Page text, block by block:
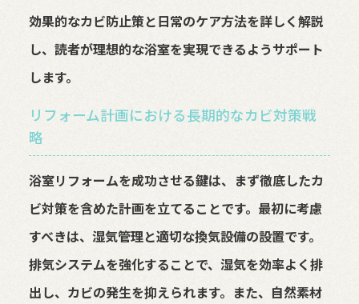
効果的なカビ防止策と日常のケア方法を詳しく解説
し、読者が理想的な浴室を実現できるようサポート
します。
リフォーム計画における長期的なカビ対策戦
略
浴室リフォームを成功させる鍵は、まず徹底したカ
ビ対策を含めた計画を立てることです。最初に考慮
すべきは、湿気管理と適切な換気設備の設置です。
排気システムを強化することで、湿気を効率よく排
出し、カビの発生を抑えられます。また、自然素材